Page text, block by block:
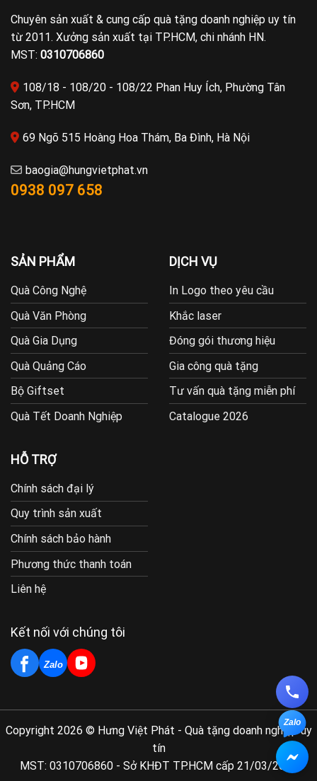
Chuyên sản xuất & cung cấp quà tặng doanh nghiệp uy tín
từ 2011. Xưởng sản xuất tại TP.HCM, chi nhánh HN.
MST: 0310706860
108/18 - 108/20 - 108/22 Phan Huy Ích, Phường Tân
Sơn, TP.HCM
69 Ngõ 515 Hoàng Hoa Thám, Ba Đình, Hà Nội
baogia@hungvietphat.vn
0938 097 658
SẢN PHẨM
Quà Công Nghệ
Quà Văn Phòng
Quà Gia Dụng
Quà Quảng Cáo
Bộ Giftset
Quà Tết Doanh Nghiệp
DỊCH VỤ
In Logo theo yêu cầu
Khắc laser
Đóng gói thương hiệu
Gia công quà tặng
Tư vấn quà tặng miễn phí
Catalogue 2026
HỖ TRỢ
Chính sách đại lý
Quy trình sản xuất
Chính sách bảo hành
Phương thức thanh toán
Liên hệ
Kết nối với chúng tôi
Zalo
Copyright 2026 © Hưng Việt Phát - Quà tặng doanh nghiệp uy
tín
MST: 0310706860 - Sở KHĐT TP.HCM cấp 21/03/2011
Zalo